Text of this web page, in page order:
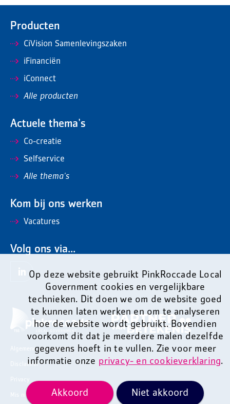
Op deze website gebruikt PinkRoccade Local
Government cookies en vergelijkbare
technieken. Dit doen we om de website goed
te kunnen laten werken en om te analyseren
hoe de website wordt gebruikt. Bovendien
voorkomt dit dat je meerdere malen dezelfde
gegevens hoeft in te vullen. Zie voor meer
informatie onze privacy- en cookieverklaring.
Akkoord Niet akkoord
Producten
CiVision Samenlevingszaken
iFinanciën
iConnect
Alle producten
Actuele thema's
Co-creatie
Selfservice
Alle thema's
Kom bij ons werken
Vacatures
Volg ons via...
Algemene voorwaarden
Disclaimer
Privacy
Mis niets en ontvang onze nieuwsbrief